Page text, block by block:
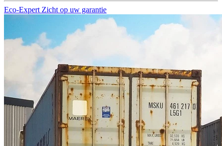
Eco-Expert Zicht op uw garantie